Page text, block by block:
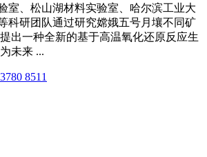
室、松山湖材料实验室、哈尔滨工业大
科研团队通过研究嫦娥五号月壤不同矿
出一种全新的基于高温氧化还原反应生
未来 ...
8511